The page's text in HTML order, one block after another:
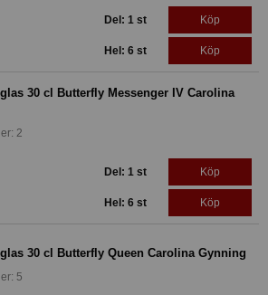
Del: 1 st Köp
Hel: 6 st Köp
30 cl Butterfly Messenger IV Carolina
2
Del: 1 st Köp
Hel: 6 st Köp
30 cl Butterfly Queen Carolina Gynning
5